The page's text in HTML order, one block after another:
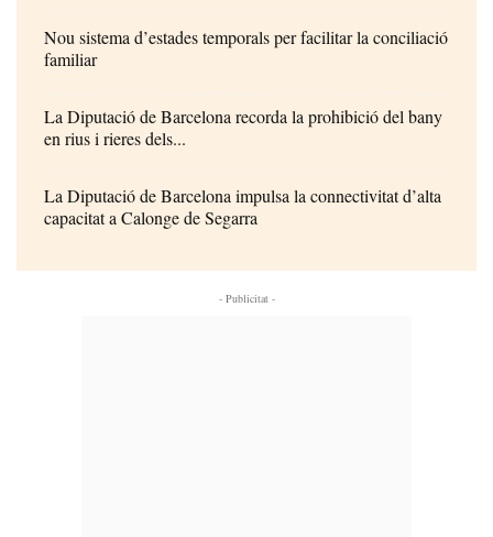
Nou sistema d’estades temporals per facilitar la conciliació
familiar
La Diputació de Barcelona recorda la prohibició del bany
en rius i rieres dels...
La Diputació de Barcelona impulsa la connectivitat d’alta
capacitat a Calonge de Segarra
- Publicitat -